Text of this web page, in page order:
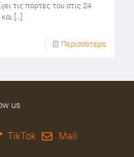
τις πόρτες του στις 24
[…]
Περισσότερα
us
TikTok Mail